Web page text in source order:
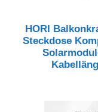
HORI
Steckdose